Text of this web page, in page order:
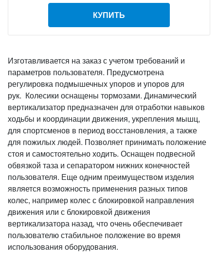
КУПИТЬ
Изготавливается на заказ с учетом требований и
параметров пользователя. Предусмотрена
регулировка подмышечных упоров и упоров для
рук. Колесики оснащены тормозами. Динамический
вертикализатор предназначен для отработки навыков
ходьбы и координации движения, укрепления мышц,
для спортсменов в период восстановления, а также
для пожилых людей. Позволяет принимать положение
стоя и самостоятельно ходить. Оснащен подвесной
обвязкой таза и сепаратором нижних конечностей
пользователя. Еще одним преимуществом изделия
является возможность применения разных типов
колес, например колес с блокировкой направления
движения или с блокировкой движения
вертикализатора назад, что очень обеспечивает
пользователю стабильное положение во время
использования оборудования.